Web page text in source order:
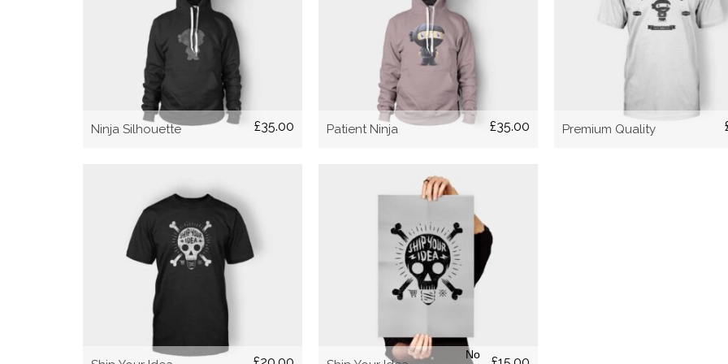
Ninja Silhouette £35.00
AÑADIR AL CARRITO
Patient Ninja £35.00
AÑADIR AL CARRITO
Premium Quality
AÑADIR AL CARRITO
SELECCIONAR
OPCIONES
No
AÑADIR AL CARRITO